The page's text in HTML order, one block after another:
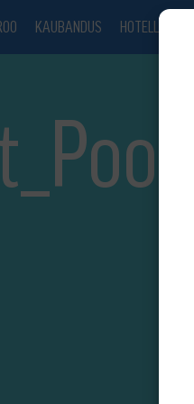
KAUBANDUS HOTELL